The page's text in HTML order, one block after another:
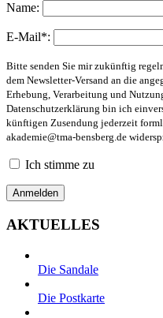
Name:
E-Mail*:
Bitte senden Sie mir zukünftig
dem Newsletter-Versand an die
Erhebung, Verarbeitung und
Datenschutzerklärung bin ich
künftigen Zusendung jederzeit
akademie@tma-bensberg.de
Ich stimme zu
AKTUELLES
Die Sandale
Die Postkarte